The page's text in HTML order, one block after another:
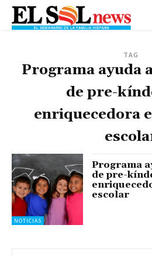
TAG
Programa ayuda
de pre-
enriquecedora
NOTICIAS
Programa
de pre-
escolar